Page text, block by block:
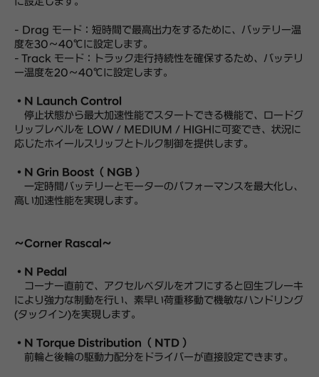
- Drag モード：短時間で最高出力をするために、バッテリー温
度を30～40℃に設定します。
- Track モード：トラック走行持続性を確保するため、バッテリ
ー温度を20～40℃に設定します。
・N Launch Control
停止状態から最大加速性能でスタートできる機能で、ロードグ
リップレベルを LOW / MEDIUM / HIGHに可変でき、状況に
応じたホイールスリップとトルク制御を提供します。
・N Grin Boost（ NGB ）
一定時間バッテリーとモーターのパフォーマンスを最大化し、
高い加速性能を実現します。
～Corner Rascal～
・N Pedal
コーナー直前で、アクセルペダルをオフにすると回生ブレーキ
により強力な制動を行い、素早い荷重移動で機敏なハンドリング
(タックイン)を実現します。
・N Torque Distribution（ NTD ）
前輪と後輪の駆動力配分をドライバーが直接設定できます。